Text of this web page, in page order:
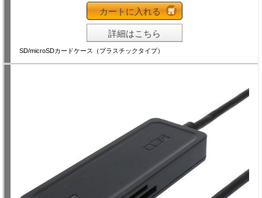
カートに入れる
詳細はこちら
SD/microSDカードケース（プラスチックタイプ）